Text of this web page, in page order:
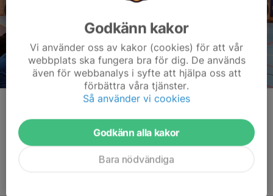
Godkänn kakor
Vi använder oss av kakor (cookies) för att vår
webbplats ska fungera bra för dig. De används
även för webbanalys i syfte att hjälpa oss att
förbättra våra tjänster.
Så använder vi cookies
Godkänn alla kakor
Bara nödvändiga